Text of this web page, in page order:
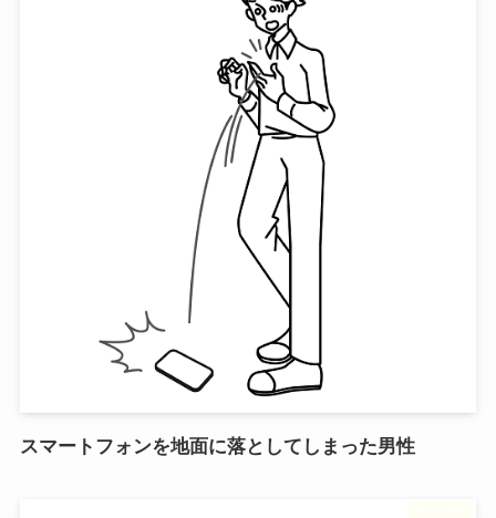
スマートフォンを地面に落としてしまった男性